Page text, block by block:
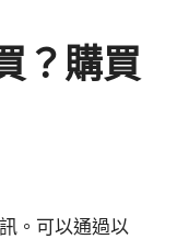
？購買
。可以通過以